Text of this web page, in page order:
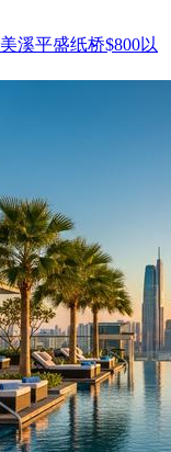
美溪平盛纸桥$800以